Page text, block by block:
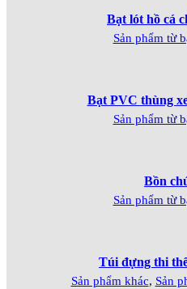
Bạt lót hồ cá
Sản phẩm từ
Bạt PVC thùng
Sản phẩm từ
Bồn
Sản phẩm từ
Túi đựng thi
Sản phẩm khác, Sản